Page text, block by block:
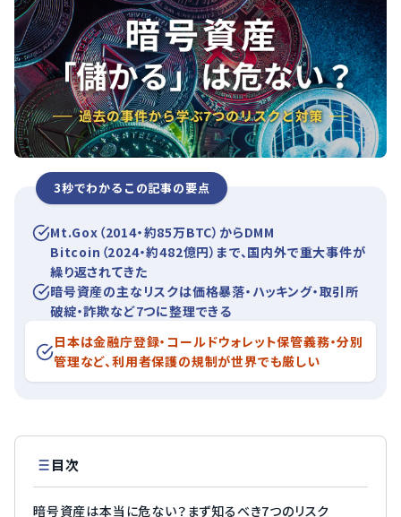
3秒でわかるこの記事の要点
Mt.Gox（2014・約85万BTC）からDMM
Bitcoin（2024・約482億円）まで、国内外で重大事件が
繰り返されてきた
暗号資産の主なリスクは価格暴落・ハッキング・取引所
破綻・詐欺など7つに整理できる
日本は金融庁登録・コールドウォレット保管義務・分別
管理など、利用者保護の規制が世界でも厳しい
目次
暗号資産は本当に危ない？まず知るべき7つのリスク